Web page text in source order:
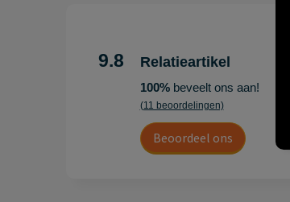
9.8 Relatieartikel
100%beveelt ons aan!
(11 beoordelingen)
Beoordeel ons